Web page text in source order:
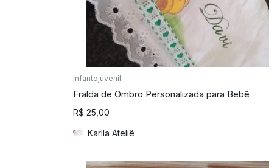
Infantojuvenil
Fralda de Ombro Personalizada para Bebê
R$ 25,00
Karlla Ateliê